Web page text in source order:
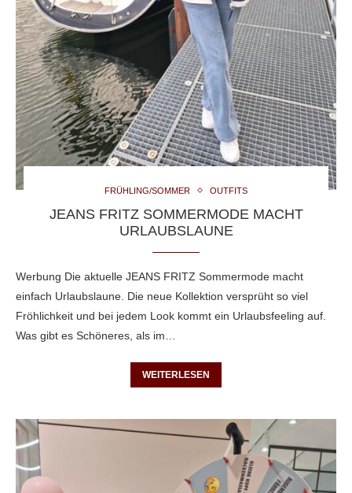
FRÜHLING/SOMMER OUTFITS
JEANS FRITZ SOMMERMODE MACHT
URLAUBSLAUNE
Werbung Die aktuelle JEANS FRITZ Sommermode macht
einfach Urlaubslaune. Die neue Kollektion versprüht so viel
Fröhlichkeit und bei jedem Look kommt ein Urlaubsfeeling auf.
Was gibt es Schöneres, als im…
WEITERLESEN